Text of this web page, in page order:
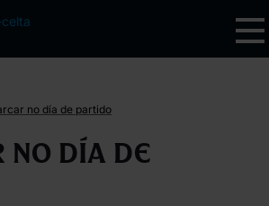
no día de partido
no día de